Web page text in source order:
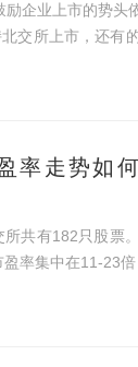
交所上市，还有
率走势如
集中在11-23倍，